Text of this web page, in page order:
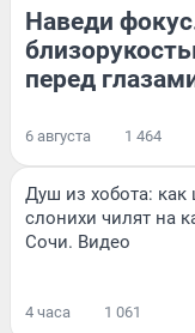
Наведи
перед
6 августа 1 464
Душ из хобота:
слонихи чилят на
Сочи. Видео
4 часа 1 061